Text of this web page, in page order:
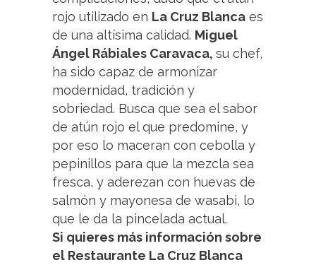
rojo utilizado en La Cruz Blanca es
de una altísima calidad. Miguel
Ángel Rábiales Caravaca, su chef,
ha sido capaz de armonizar
modernidad, tradición y
sobriedad. Busca que sea el sabor
de atún rojo el que predomine, y
por eso lo maceran con cebolla y
pepinillos para que la mezcla sea
fresca, y aderezan con huevas de
salmón y mayonesa de wasabi, lo
que le da la pincelada actual.
Si quieres más información sobre
el Restaurante La Cruz Blanca